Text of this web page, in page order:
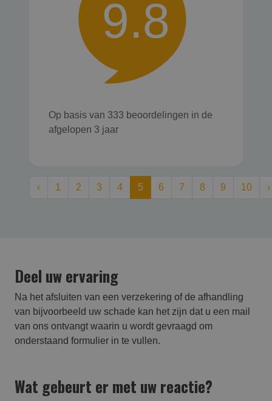
9.8
Op basis van 333 beoordelingen in de
afgelopen 3 jaar
‹ 1 2 3 4 5 6 7 8 9 10 ›
Deel uw ervaring
Na het afsluiten van een verzekering of de afhandling
van bijvoorbeeld uw schade kan het zijn dat u een mail
van ons ontvangt waarin u wordt gevraagd om
onderstaand formulier in te vullen.
Wat gebeurt er met uw reactie?